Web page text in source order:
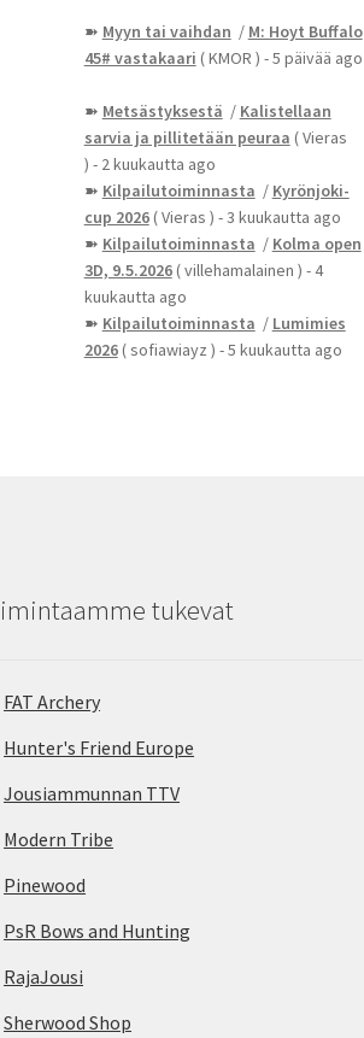
➽ Myyn tai vaihdan / M: Hoyt Buffalo
45# vastakaari ( KMOR ) - 5 päivää ago
➽ Metsästyksestä / Kalistellaan
sarvia ja pillitetään peuraa ( Vieras
) - 2 kuukautta ago
➽ Kilpailutoiminnasta / Kyrönjoki-
cup 2026( Vieras ) - 3 kuukautta ago
➽ Kilpailutoiminnasta / Kolma open
3D, 9.5.2026( villehamalainen ) - 4
kuukautta ago
➽ Kilpailutoiminnasta / Lumimies
2026( sofiawiayz ) - 5 kuukautta ago
tukevat
FAT Archery
Hunter's Friend Europe
Jousiammunnan TTV
Modern Tribe
Pinewood
PsR Bows and Hunting
RajaJousi
Sherwood Shop